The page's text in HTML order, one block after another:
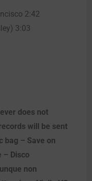
2:42
3:03
does not
will be sent
bag – Save on
– Disco
non